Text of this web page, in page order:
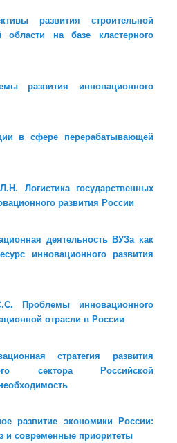
развития строительной
области на базе кластерного
развития инновационного
в сфере перерабатывающей
Логистика государственных
развития России
деятельность ВУЗа как
инновационного развития
Проблемы инновационного
отрасли в России
стратегия развития
сектора Российской
развитие экономики России:
и современные приоритеты